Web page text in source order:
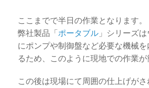
ここまでで半日の作業となります。
弊社製品「 ポータブル 」シリーズ
にポンプや制御盤など必要な機械
るため、このように現地での作業が
この後は現場にて周囲の仕上げがさ